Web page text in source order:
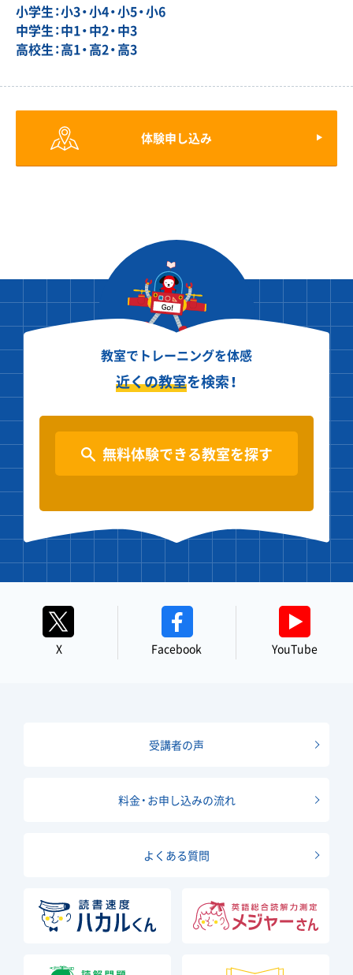
小学生：小3・小4・小5・小6
中学生：中1・中2・中3
高校生：高1・高2・高3
体験申し込み
教室でトレーニングを体感
近くの教室を検索！
無料体験できる教室を探す
X Facebook YouTube
受講者の声
料金・お申し込みの流れ
よくある質問